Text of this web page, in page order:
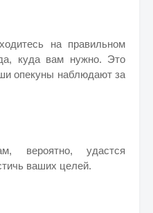
на правильном
куда вам нужно. Это
опекуны наблюдают за
вероятно, удастся
ваших целей.